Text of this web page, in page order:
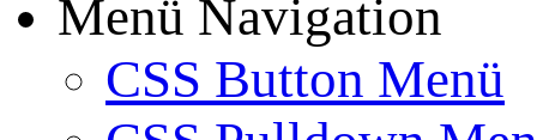
Menü Navigation
CSS Button Menü